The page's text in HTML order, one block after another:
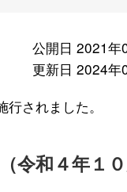
公開日 2021年
更新日 2024年
されました。
令和４年１